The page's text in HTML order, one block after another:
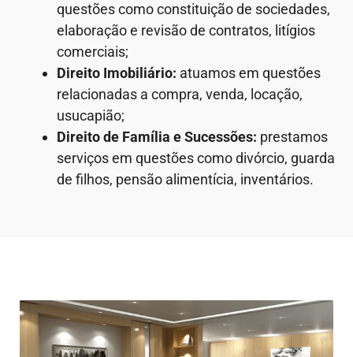
questões como constituição de sociedades,
elaboração e revisão de contratos, litígios
comerciais;
Direito Imobiliário: atuamos em questões
relacionadas a compra, venda, locação,
usucapião;
Direito de Família e Sucessões: prestamos
serviços em questões como divórcio, guarda
de filhos, pensão alimentícia, inventários.